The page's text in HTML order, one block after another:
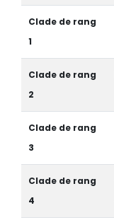
Clade de rang
1
Clade de rang
2
Clade de rang
3
Clade de rang
4